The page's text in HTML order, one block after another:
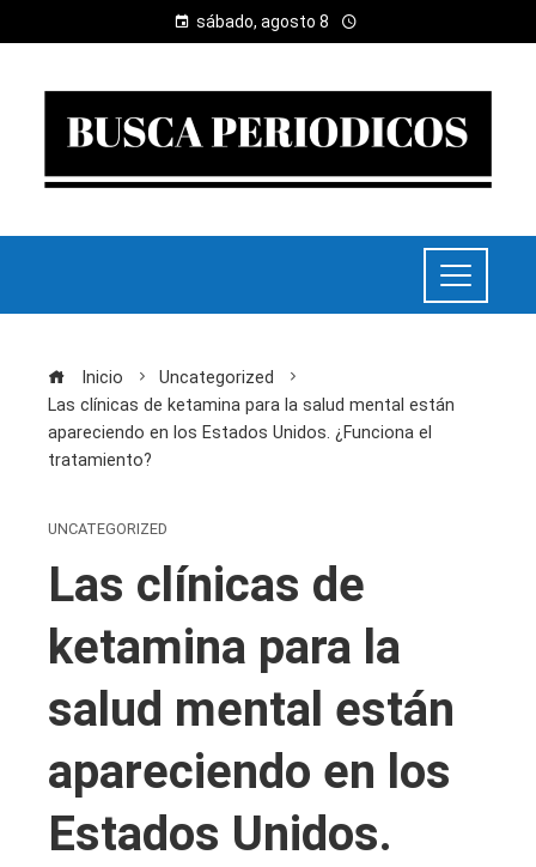
sábado, agosto 8
Inicio
Uncategorized
Las clínicas de ketamina para la salud mental están
apareciendo en los Estados Unidos. ¿Funciona el
tratamiento?
UNCATEGORIZED
Las clínicas de
ketamina para la
salud mental están
apareciendo en los
Estados Unidos.